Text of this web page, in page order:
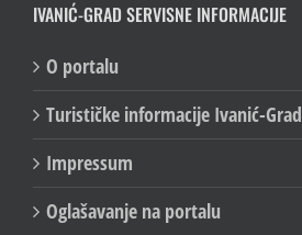
IVANIĆ-GRAD SERVISNE INFORMACIJE
O portalu
Turističke informacije Ivanić-Grad
Impressum
Oglašavanje na portalu